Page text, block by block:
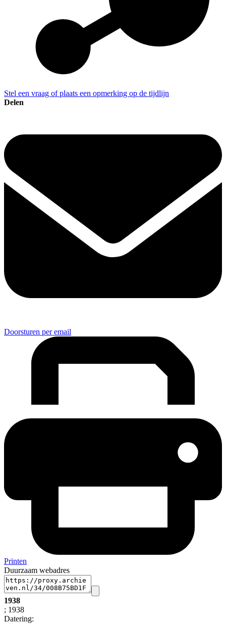
Stel een vraag of plaats een opmerking op de tijdlijn
Delen
Doorsturen per email
Printen
Duurzaam webadres
1938
; 1938
Datering: